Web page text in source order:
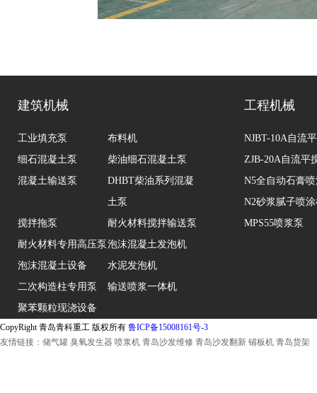
建筑机械
工业填充泵
布料机
细石混凝土泵
柴油细石混凝土泵
混凝土输送泵
DHBT柴油系列混凝
土泵
搅拌拖泵
耐火材料搅拌输送泵
耐火材料专用高压泵 泡沫混凝土发泡机
泡沫混凝土设备
水泥发泡机
二次构造柱专用泵
输送喷浆一体机
聚苯颗粒现浇设备
工程机械
NJBT-10A自流
ZJB-20A自流平
N5全自动石膏
N2砂浆腻子喷
MPS55喷浆泵
CopyRight 青岛青科重工 版权所有 鲁ICP备15008161号-3
友情链接： 储气罐 臭氧发生器 喷浆机 青岛沙发维修 青岛沙发翻新 铺板机 青岛货架